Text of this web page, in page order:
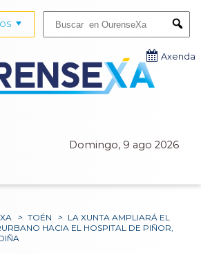
Domingo, 9 ago 2026
Axenda
> TOÉN > LA XUNTA AMPLIARÁ EL
HACIA EL HOSPITAL DE PIÑOR,